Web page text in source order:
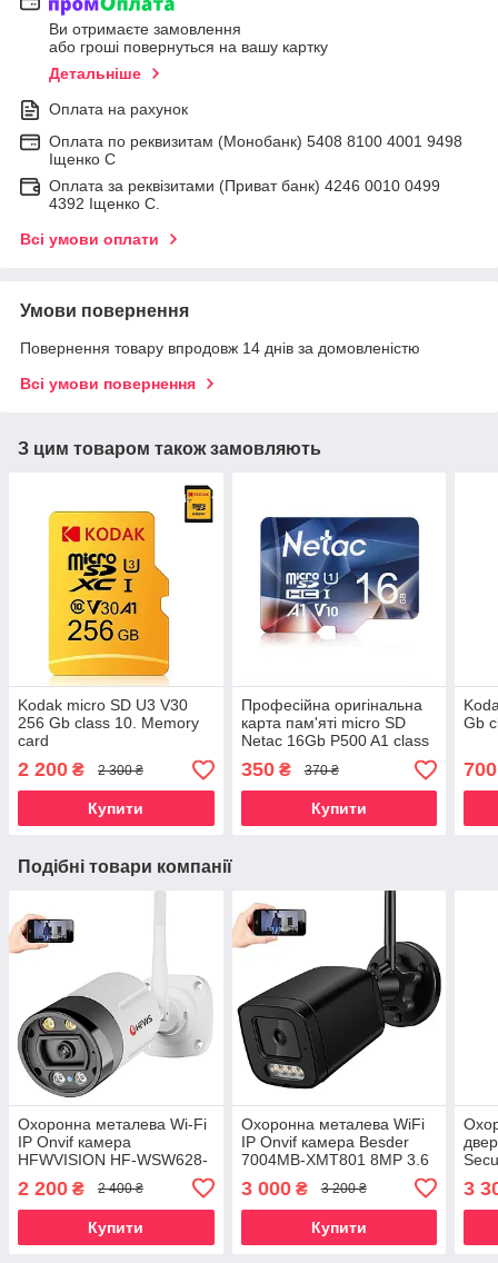
Ви отримаєте замовлення
або гроші повернуться на вашу картку
Детальніше
Оплата на рахунок
Оплата по реквизитам (Монобанк) 5408 8100 4001 9498
Іщенко С
Оплата за реквізитами (Приват банк) 4246 0010 0499
4392 Іщенко С.
Всі умови оплати
Умови повернення
Повернення товару впродовж 14 днів за домовленістю
Всі умови повернення
З цим товаром також замовляють
Kodak micro SD U3 V30
256 Gb class 10. Memory
card
2 200 ₴ 2 300 ₴
Купити
Професійна оригінальна
карта пам'яті micro SD
Netac 16Gb P500 A1 class
10.
350₴ 370 ₴
Купити
Gb
700
Подібні товари компанії
Охоронна металева Wi-Fi
IP Onvif камера
HFWVISION HF-WSW628-
2 200 ₴ 2 400 ₴
Купити
Охоронна металева WiFi
IP Onvif камера Besder
7004MB-XMT801 8MP 3.6
3 000₴ 3 200 ₴
Купити
3